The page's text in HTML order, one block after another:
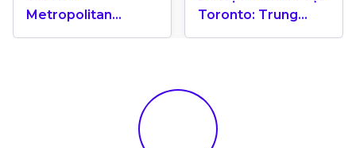
Metropolitan
Toronto: Trung